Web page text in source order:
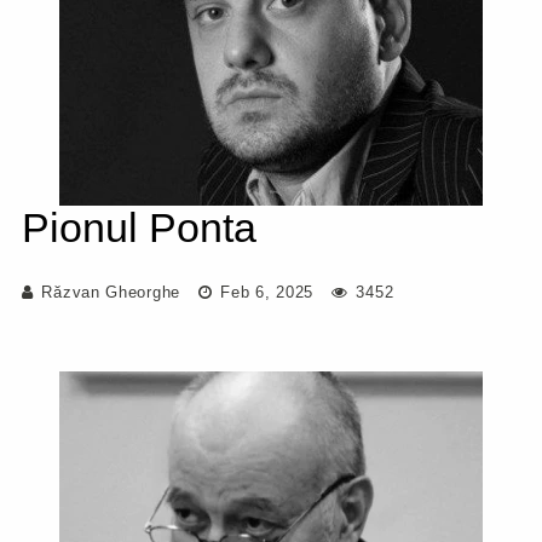
Pionul Ponta
Răzvan Gheorghe Feb 6, 2025 3452